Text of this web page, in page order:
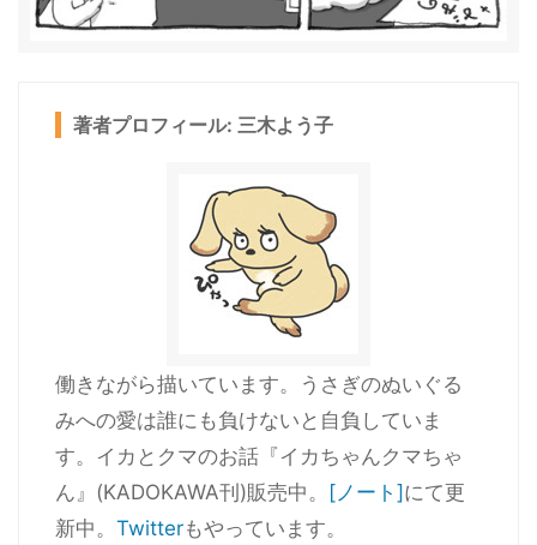
著者プロフィール: 三木よう子
働きながら描いています。うさぎのぬいぐる
みへの愛は誰にも負けないと自負していま
す。イカとクマのお話『イカちゃんクマちゃ
ん』(KADOKAWA刊)販売中。
[ノート] にて更
新中。 Twitterもやっています。